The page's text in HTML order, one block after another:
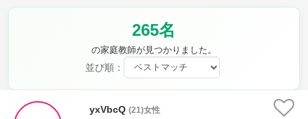
265名
の家庭教師が見つかりました。
並び順：
yxVbcQ (21)女性
教科
理科
保健・体育 図画工作 書写
時給：¥1,000 ～ ¥10,000